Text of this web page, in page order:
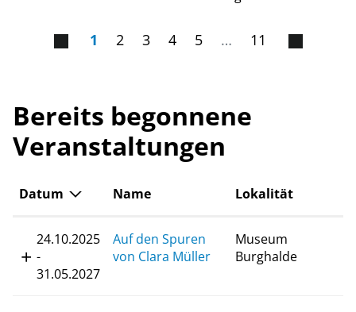
1 2 3 4 5 … 11
Bereits begonnene
Veranstaltungen
Datum Name Lokalität
24.10.2025
-
31.05.2027
Auf den Spuren
von Clara Müller
Museum
Burghalde